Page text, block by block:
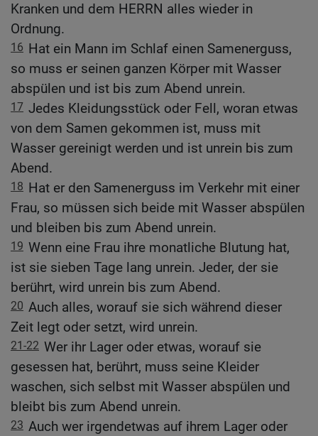
Kranken und dem HERRN alles wieder in
Ordnung.
16 Hat ein Mann im Schlaf einen Samenerguss,
so muss er seinen ganzen Körper mit Wasser
abspülen und ist bis zum Abend unrein.
17 Jedes Kleidungsstück oder Fell, woran etwas
von dem Samen gekommen ist, muss mit
Wasser gereinigt werden und ist unrein bis zum
Abend.
18 Hat er den Samenerguss im Verkehr mit einer
Frau, so müssen sich beide mit Wasser abspülen
und bleiben bis zum Abend unrein.
19 Wenn eine Frau ihre monatliche Blutung hat,
ist sie sieben Tage lang unrein. Jeder, der sie
berührt, wird unrein bis zum Abend.
20 Auch alles, worauf sie sich während dieser
Zeit legt oder setzt, wird unrein.
21-22 Wer ihr Lager oder etwas, worauf sie
gesessen hat, berührt, muss seine Kleider
waschen, sich selbst mit Wasser abspülen und
bleibt bis zum Abend unrein.
23 Auch wer irgendetwas auf ihrem Lager oder